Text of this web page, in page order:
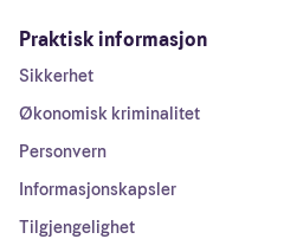
Praktisk informasjon
Sikkerhet
Økonomisk kriminalitet
Personvern
Informasjonskapsler
Tilgjengelighet